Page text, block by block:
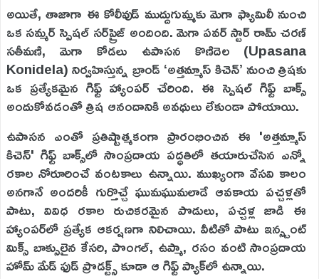
అయితే, తాజాగా ఈ కోలీవుడ్ ముద్దుగుమ్మకు మెగా ఫ్యామిలీ నుంచి
ఒక సమ్మర్ స్పెషల్ సర్‌ప్రైజ్ అందింది. మెగా పవర్ స్టార్ రామ్ చరణ్
సతీమణి, మెగా కోడలు ఉపాసన కొణిదెల (Upasana
Konidela) నిర్వహిస్తున్న బ్రాండ్ ‘అత్తమ్మాస్ కిచెన్’ నుంచి త్రిషకు
ఒక ప్రత్యేకమైన గిఫ్ట్ హ్యాంపర్ చేరింది. ఈ స్పెషల్ గిఫ్ట్ బాక్స్
అందుకోవడంతో త్రిష ఆనందానికి అవధులు లేకుండా పోయాయి.
ఉపాసన ఎంతో ప్రతిష్టాత్మకంగా ప్రారంభించిన ఈ 'అత్తమ్మాస్
కిచెన్' గిఫ్ట్ బాక్స్‌లో సాంప్రదాయ పద్ధతిలో తయారుచేసిన ఎన్నో
రకాల నోరూరించే వంటకాలు ఉన్నాయి. ముఖ్యంగా వేసవి కాలం
అనగానే అందరికీ గుర్తొచ్చే ఘుమఘుమలాడే ఆవకాయ పచ్చళ్లతో
పాటు, వివిధ రకాల రుచికరమైన పొడులు, పచ్చళ్ల జాడి ఈ
హ్యాంపర్‌లో ప్రత్యేక ఆకర్షణగా నిలిచాయి. వీటితో పాటు ఇన్స్టంట్
మిక్స్ బాక్సులైన కేసరి, పొంగల్, ఉప్మా, రసం వంటి సాంప్రదాయ
హోమ్ మేడ్ ఫుడ్ ప్రొడక్ట్స్ కూడా ఆ గిఫ్ట్ ప్యాక్‌లో ఉన్నాయి.